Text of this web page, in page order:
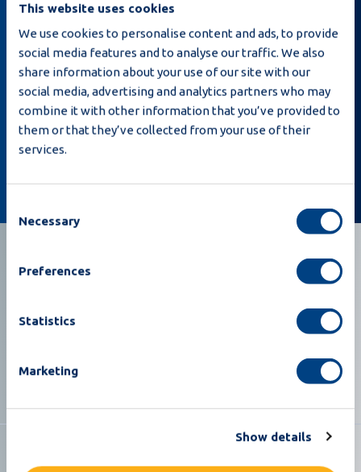
This website uses cookies
We use cookies to personalise content and ads, to provide
social media features and to analyse our traffic. We also
share information about your use of our site with our
social media, advertising and analytics partners who may
combine it with other information that you’ve provided to
them or that they’ve collected from your use of their
services.
Selection
Necessary
Preferences
Statistics
Marketing
Show details
Iscrivendomi, dichiaro di aver letto laPrivacy
policy
e che Moba può inviarmi e-mail relative a
notizie e offerte.
sostenibile nell'industria delle uova